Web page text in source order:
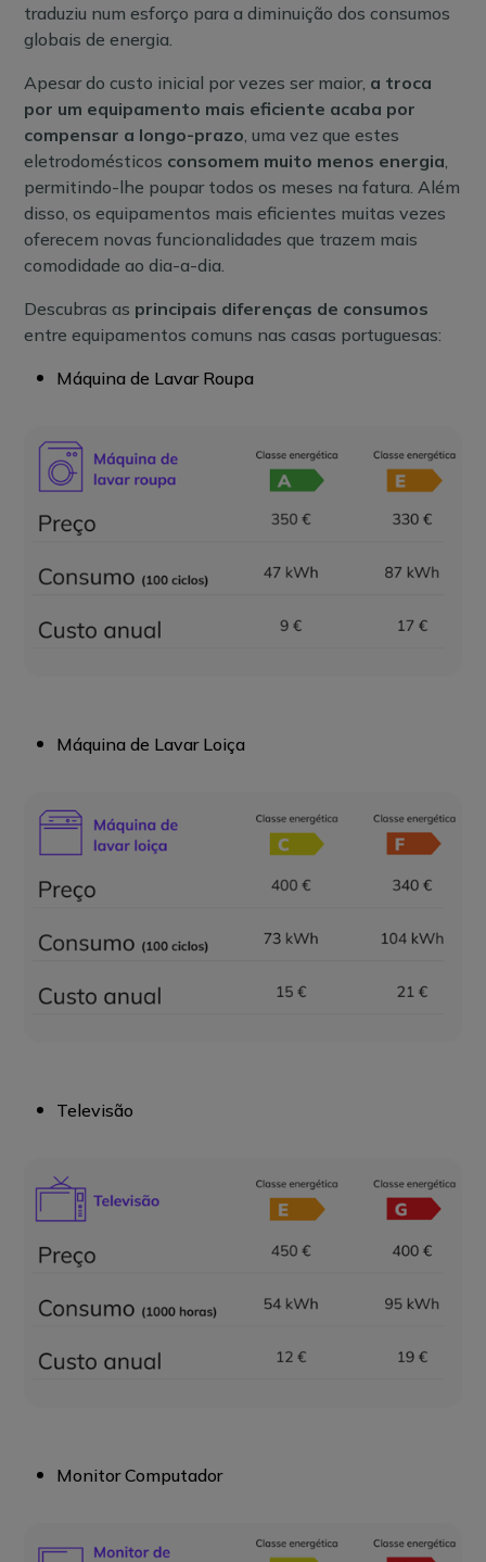
traduziu num esforço para a diminuição dos consumos
globais de energia.
Apesar do custo inicial por vezes ser maior, a troca
por um equipamento mais eficiente acaba por
compensar a longo-prazo, uma vez que estes
eletrodomésticos consomem muito menos energia,
permitindo-lhe poupar todos os meses na fatura. Além
disso, os equipamentos mais eficientes muitas vezes
oferecem novas funcionalidades que trazem mais
comodidade ao dia-a-dia.
Descubras as principais diferenças de consumos
entre equipamentos comuns nas casas portuguesas:
Máquina de Lavar Roupa
Máquina de Lavar Loiça
Televisão
Monitor Computador